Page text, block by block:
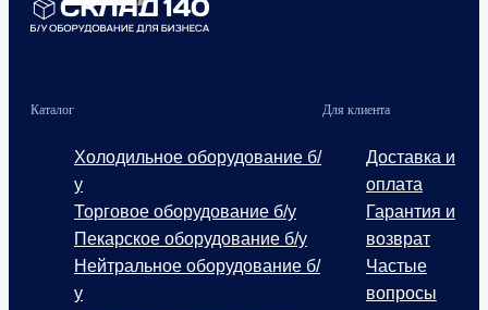
Каталог
Холодильное оборудование б/
у
Торговое оборудование б/у
Пекарское оборудование б/у
Нейтральное оборудование б/
у
Для клиента
Доставка и
оплата
Гарантия и
возврат
Частые
вопросы